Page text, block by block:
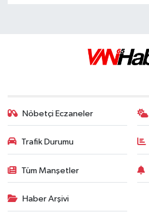
Nöbetçi Eczaneler
Trafik Durumu
Tüm Manşetler
Haber Arşivi